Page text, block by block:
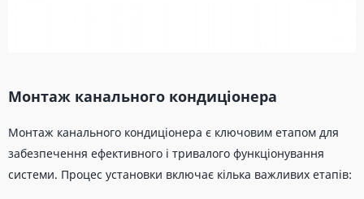
Монтаж канального кондиціонера
Монтаж канального кондиціонера є ключовим етапом для
забезпечення ефективного і тривалого функціонування
системи. Процес установки включає кілька важливих етапів: